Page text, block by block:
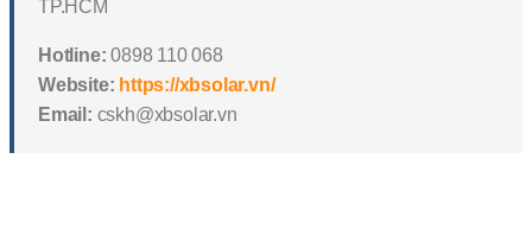
TP.HCM
Hotline: 0898 110 068
Website: https://xbsolar.vn/
Email: cskh@xbsolar.vn